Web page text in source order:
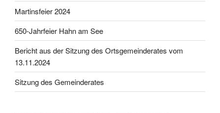
Martinsfeier 2024
650-Jahrfeier Hahn am See
Bericht aus der Sitzung des Ortsgemeinderates vom
13.11.2024
Sitzung des Gemeinderates